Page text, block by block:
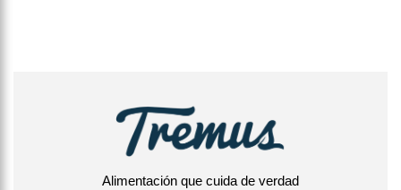
Alimentación que cuida de verdad